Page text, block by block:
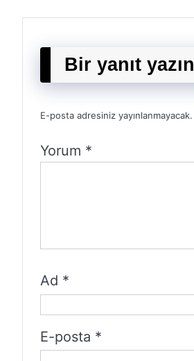
Bir yanıt yazın
E-posta adresiniz yayınlanmayacak.
Yorum *
Ad *
E-posta *